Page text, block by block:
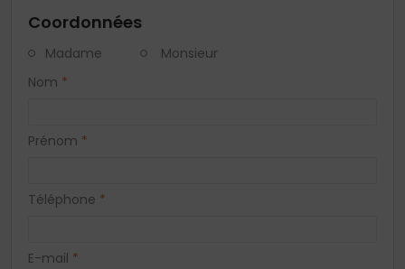
Coordonnées
Madame
Monsieur
Nom *
Prénom *
Téléphone *
E-mail *